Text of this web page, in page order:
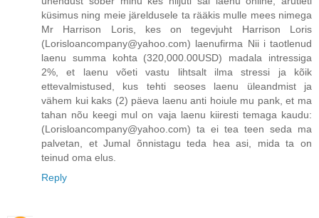
küsimus ning meie järeldusele ta rääkis mulle mees nimega
Mr Harrison Loris, kes on tegevjuht Harrison Loris
(Lorisloancompany@yahoo.com) laenufirma Nii i taotlenud
laenu summa kohta (320,000.00USD) madala intressiga
2%, et laenu võeti vastu lihtsalt ilma stressi ja kõik
ettevalmistused, kus tehti seoses laenu üleandmist ja
vähem kui kaks (2) päeva laenu anti hoiule mu pank, et ma
tahan nõu keegi mul on vaja laenu kiiresti temaga kaudu:
(Lorisloancompany@yahoo.com) ta ei tea teen seda ma
palvetan, et Jumal õnnistagu teda hea asi, mida ta on
teinud oma elus.
Reply